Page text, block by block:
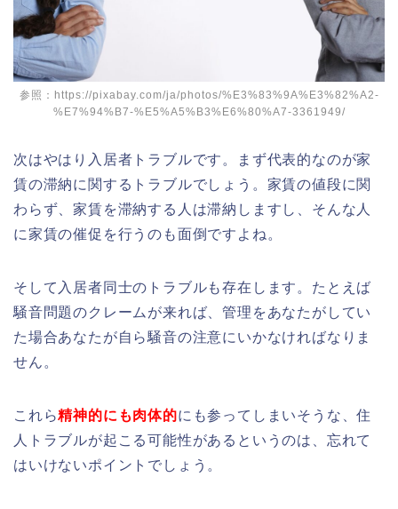
参照：https://pixabay.com/ja/photos/%E3%83%9A%E3%82%A2-
%E7%94%B7-%E5%A5%B3%E6%80%A7-3361949/
次はやはり入居者トラブルです。まず代表的なのが家
賃の滞納に関するトラブルでしょう。家賃の値段に関
わらず、家賃を滞納する人は滞納しますし、そんな人
に家賃の催促を行うのも面倒ですよね。
そして入居者同士のトラブルも存在します。たとえば
騒音問題のクレームが来れば、管理をあなたがしてい
た場合あなたが自ら騒音の注意にいかなければなりま
せん。
これら精神的にも肉体的にも参ってしまいそうな、住
人トラブルが起こる可能性があるというのは、忘れて
はいけないポイントでしょう。